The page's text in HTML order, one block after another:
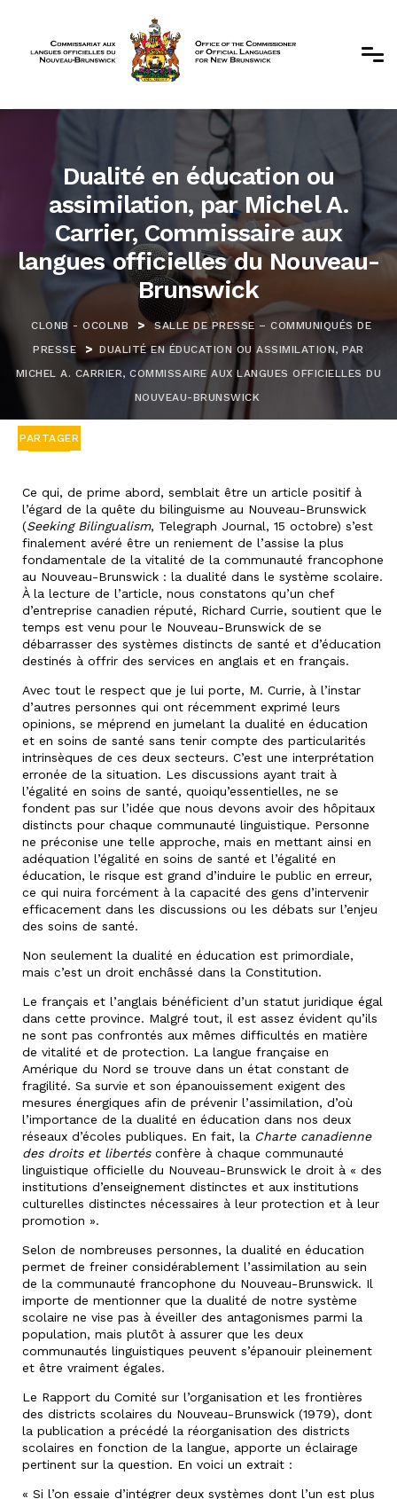
Dualité en éducation ou
assimilation, par Michel A.
Carrier, Commissaire aux
langues officielles du Nouveau-
Brunswick
CLONB - OCOLNB > SALLE DE PRESSE – COMMUNIQUÉS DE
PRESSE
> DUALITÉ EN ÉDUCATION OU ASSIMILATION, PAR
MICHEL A. CARRIER, COMMISSAIRE AUX LANGUES OFFICIELLES DU
NOUVEAU-BRUNSWICK
PARTAGER
Ce qui, de prime abord, semblait être un article positif à
l’égard de la quête du bilinguisme au Nouveau-Brunswick
(Seeking Bilingualism, Telegraph Journal, 15 octobre) s’est
finalement avéré être un reniement de l’assise la plus
fondamentale de la vitalité de la communauté francophone
au Nouveau-Brunswick : la dualité dans le système scolaire.
À la lecture de l’article, nous constatons qu’un chef
d’entreprise canadien réputé, Richard Currie, soutient que le
temps est venu pour le Nouveau-Brunswick de se
débarrasser des systèmes distincts de santé et d’éducation
destinés à offrir des services en anglais et en français.
Avec tout le respect que je lui porte, M. Currie, à l’instar
d’autres personnes qui ont récemment exprimé leurs
opinions, se méprend en jumelant la dualité en éducation
et en soins de santé sans tenir compte des particularités
intrinsèques de ces deux secteurs. C’est une interprétation
erronée de la situation. Les discussions ayant trait à
l’égalité en soins de santé, quoiqu’essentielles, ne se
fondent pas sur l’idée que nous devons avoir des hôpitaux
distincts pour chaque communauté linguistique. Personne
ne préconise une telle approche, mais en mettant ainsi en
adéquation l’égalité en soins de santé et l’égalité en
éducation, le risque est grand d’induire le public en erreur,
ce qui nuira forcément à la capacité des gens d’intervenir
efficacement dans les discussions ou les débats sur l’enjeu
des soins de santé.
Non seulement la dualité en éducation est primordiale,
mais c’est un droit enchâssé dans la Constitution.
Le français et l’anglais bénéficient d’un statut juridique égal
dans cette province. Malgré tout, il est assez évident qu’ils
ne sont pas confrontés aux mêmes difficultés en matière
de vitalité et de protection. La langue française en
Amérique du Nord se trouve dans un état constant de
fragilité. Sa survie et son épanouissement exigent des
mesures énergiques afin de prévenir l’assimilation, d’où
l’importance de la dualité en éducation dans nos deux
réseaux d’écoles publiques. En fait, la Charte canadienne
des droits et libertés confère à chaque communauté
linguistique officielle du Nouveau-Brunswick le droit à « des
institutions d’enseignement distinctes et aux institutions
culturelles distinctes nécessaires à leur protection et à leur
promotion ».
Selon de nombreuses personnes, la dualité en éducation
permet de freiner considérablement l’assimilation au sein
de la communauté francophone du Nouveau-Brunswick. Il
importe de mentionner que la dualité de notre système
scolaire ne vise pas à éveiller des antagonismes parmi la
population, mais plutôt à assurer que les deux
communautés linguistiques peuvent s’épanouir pleinement
et être vraiment égales.
Le Rapport du Comité sur l’organisation et les frontières
des districts scolaires du Nouveau-Brunswick (1979), dont
la publication a précédé la réorganisation des districts
scolaires en fonction de la langue, apporte un éclairage
pertinent sur la question. En voici un extrait :
« Si l’on essaie d’intégrer deux systèmes dont l’un est plus